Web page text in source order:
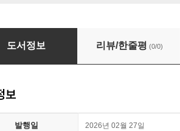
어벤저스 1~10권 세트
도서정보 리뷰/한줄평 (0/0)
보
발행일 2026년 02월 27일